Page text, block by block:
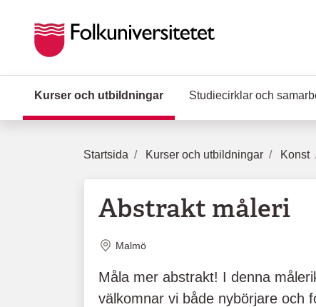
Kurser och utbildningar (Aktuell sida)
Studiecirklar och
Startsida Kurser och utbildningar Konst
Abstrakt måleri
Plats
Malmö
Måla mer abstrakt! I denna
välkomnar vi både nybörjare och